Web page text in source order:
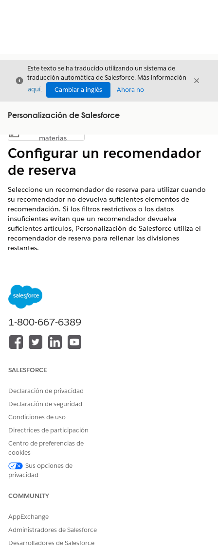
Cerrar
Este texto se ha traducido utilizando un sistema de
traducción automática de Salesforce. Más información
aquí. Cambiar a inglés Ahora no
Cerrar
Personalización de Salesforce
Mostrar índice de materias
materias
Configurar un recomendador
de reserva
Seleccione un recomendador de reserva para utilizar cuando
su recomendador no devuelva suficientes elementos de
recomendación. Si los filtros restrictivos o los datos
insuficientes evitan que un recomendador devuelva
suficientes artículos, Personalización de Salesforce utiliza el
recomendador de reserva para rellenar las divisiones
restantes.
PERMISOS DE USUARIO NECESARIOS
Para configurar
recomendadores:
conjunto completo de recomendaciones en los siguientes
escenarios:
El recomendador de reserva tiene filtros restrictivos.
suficiente.
El sistema subyacente no es accesible.
En la página Recomendadores, abra el recomendador al
clic enModificar.
Active el recomendador de reserva.
Seleccione un recomendador de reserva.
El menú enumera solo los recomendadores que
comparten el mismo espacio de datos, gráfico de datos de
recomendador principal. Además, los recomendadores
1-800-667-6389
SALESFORCE
Declaración de privacidad
Declaración de seguridad
Condiciones de uso
Directrices de participación
Centro de preferencias de
cookies
Sus opciones de
privacidad
COMMUNITY
AppExchange
Administradores de Salesforce
Desarrolladores de Salesforce